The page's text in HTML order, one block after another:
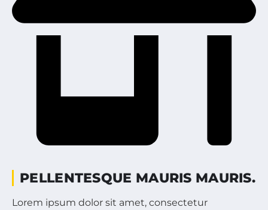
PELLENTESQUE MAURIS MAURIS.
Lorem ipsum dolor sit amet, consectetur